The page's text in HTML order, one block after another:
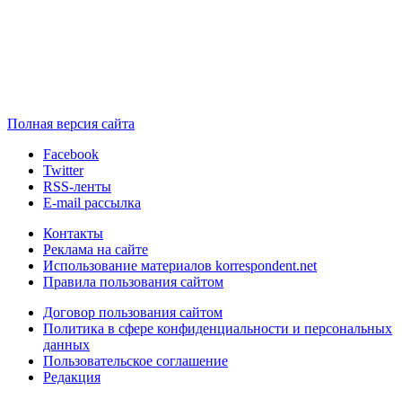
Полная версия сайта
Facebook
Twitter
RSS-ленты
E-mail рассылка
Контакты
Реклама на сайте
Использование материалов korrespondent.net
Правила пользования сайтом
Договор пользования сайтом
Политика в сфере конфиденциальности и персональных
данных
Пользовательское соглашение
Редакция